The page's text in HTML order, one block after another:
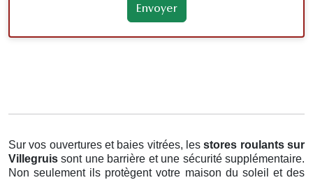
Sur vos ouvertures et baies vitrées, lesstores roulants sur
Villegruissont une barrière et une sécurité supplémentaire.
Non seulement ils protègent votre maison du soleil et des